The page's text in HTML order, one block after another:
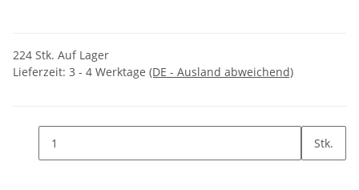
224 Stk. Auf Lager
Lieferzeit: 3 - 4 Werktage (DE - Ausland abweichend)
Stk.